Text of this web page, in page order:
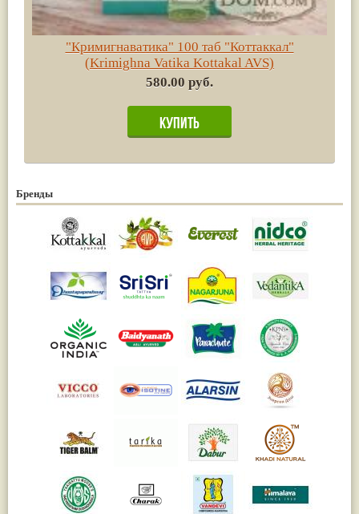
"Кримигнаватика" 100 таб "Коттаккал"
(Krimighna Vatika Kottakal AVS)
580.00 руб.
Бренды